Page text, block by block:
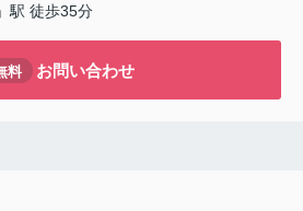
」駅 徒歩35分
料 お問い合わせ